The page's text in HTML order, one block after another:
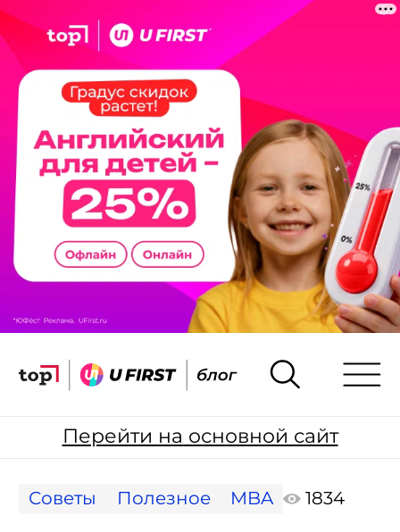
Перейти на основной сайт
Советы Полезное MBA 1834